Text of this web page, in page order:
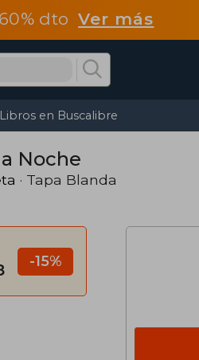
dtoVer más
en Buscalibre
Noche
· Tapa Blanda
-15%